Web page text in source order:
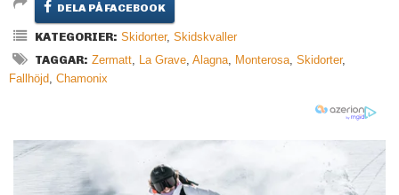
DELA PÅ FACEBOOK
KATEGORIER: Skidorter, Skidskvaller
TAGGAR: Zermatt, La Grave, Alagna, Monterosa, Skidorter,
Fallhöjd, Chamonix